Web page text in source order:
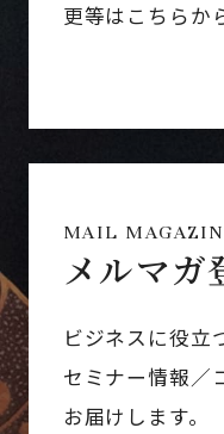
更等はこちらか
MAIL
メルマガ
ビジネスに役立
セミナー情報／
お届けします。